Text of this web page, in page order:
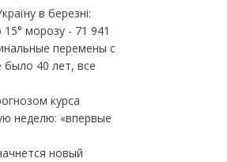
в березні:
15° морозу- 71 941
перемены с
было 40 лет, все
курса
неделю: «впервые
новый